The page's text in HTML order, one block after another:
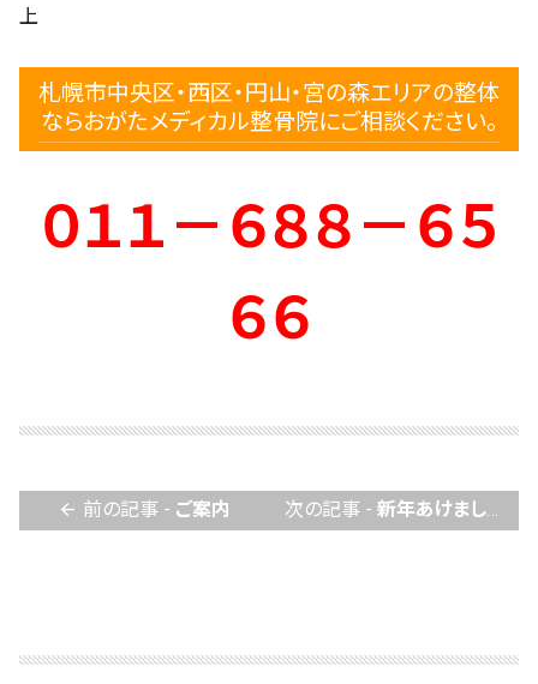
上
札幌市中央区・西区・円山・宮の森エリアの整体
ならおがたメディカル整骨院にご相談ください。
０１１－６８８－６５
６６
arrow_back 前の記事 - ご案内 次の記事 - 新年あけましておめでとうございます。